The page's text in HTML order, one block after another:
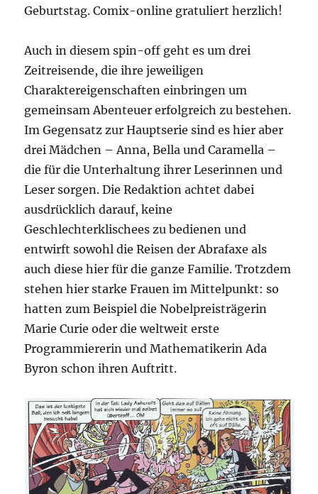
Geburtstag. Comix-online gratuliert herzlich!
Auch in diesem spin-off geht es um drei
Zeitreisende, die ihre jeweiligen
Charaktereigenschaften einbringen um
gemeinsam Abenteuer erfolgreich zu bestehen.
Im Gegensatz zur Hauptserie sind es hier aber
drei Mädchen – Anna, Bella und Caramella –
die für die Unterhaltung ihrer Leserinnen und
Leser sorgen. Die Redaktion achtet dabei
ausdrücklich darauf, keine
Geschlechterklischees zu bedienen und
entwirft sowohl die Reisen der Abrafaxe als
auch diese hier für die ganze Familie. Trotzdem
stehen hier starke Frauen im Mittelpunkt: so
hatten zum Beispiel die Nobelpreisträgerin
Marie Curie oder die weltweit erste
Programmiererin und Mathematikerin Ada
Byron schon ihren Auftritt.